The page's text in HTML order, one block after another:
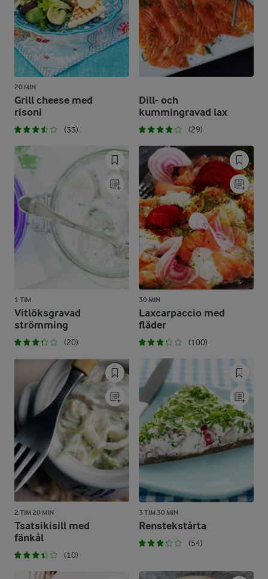
20 MIN
Grill cheese med
risoni
(33)
Dill- och
kummingravad lax
(29)
1 TIM
Vitlöksgravad
strömming
(20)
30 MIN
Laxcarpaccio med
fläder
(100)
2 TIM 20 MIN
Tsatsikisill med
fänkål
(10)
3 TIM 30 MIN
Renstekstårta
(54)